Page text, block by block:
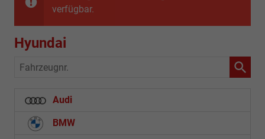
verfügbar.
Hyundai
Fahrzeugnr.
Audi
BMW